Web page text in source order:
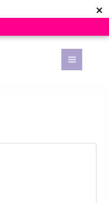
×
Main
Menu